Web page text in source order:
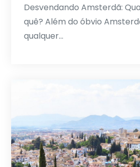
Desvendando Amsterdã:
quê? Além do óbvio
qualquer…